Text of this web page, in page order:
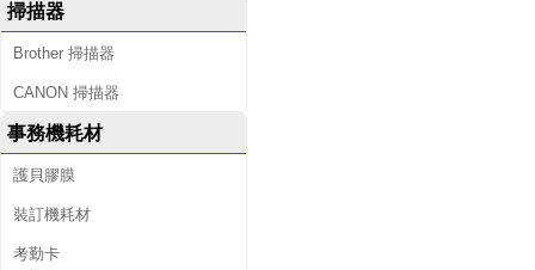
掃描器
Brother 掃描器
CANON 掃描器
事務機耗材
護貝膠膜
裝訂機耗材
考勤卡